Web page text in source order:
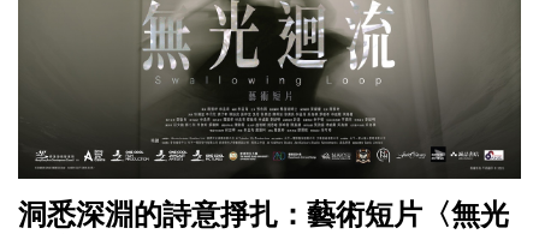
洞悉深淵的詩意掙扎：藝術短片〈無光